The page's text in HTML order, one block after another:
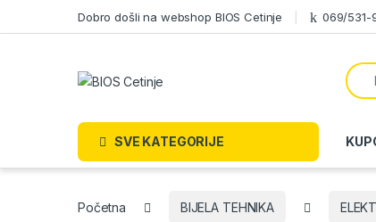
Dobro došli na webshop BIOS Cetinje 069/531-
SVE KATEGORIJE
Početna BIJELA TEHNIKA